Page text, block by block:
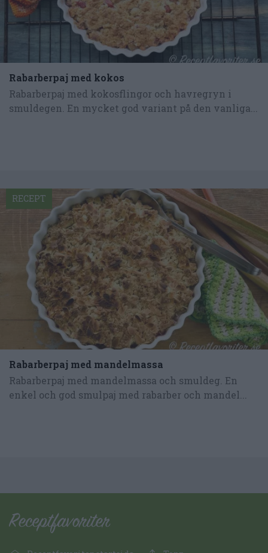
Rabarberpaj med kokos
Rabarberpaj med kokosflingor och havregryn i
smuldegen. En mycket god variant på den vanliga...
Rabarberpaj med mandelmassa
Rabarberpaj med mandelmassa och smuldeg. En
enkel och god smulpaj med rabarber och mandel...
RECEPT